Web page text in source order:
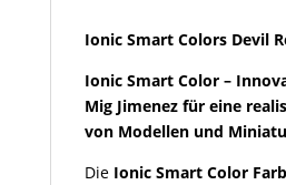
MengeIonic Smart Colors Devil
Ionic Smart Color –
Mig Jimenez für eine
von Modellen und
Die Ionic Smart Color